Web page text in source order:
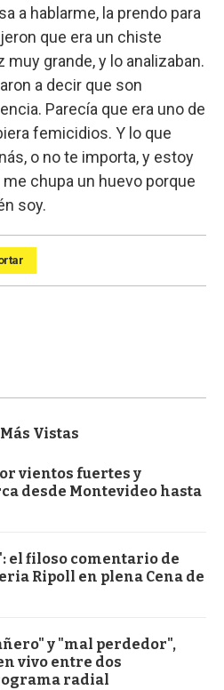
a hablarme, la prendo para
que era un chiste
grande, y lo analizaban.
a decir que son
Parecía que era uno de
femicidios. Y lo que
o no te importa, y estoy
chupa un huevo porque
soy.
Vistas
vientos fuertes y
desde Montevideo hasta
el filoso comentario de
Ripoll en plena Cena de
y "mal perdedor",
vivo entre dos
radial